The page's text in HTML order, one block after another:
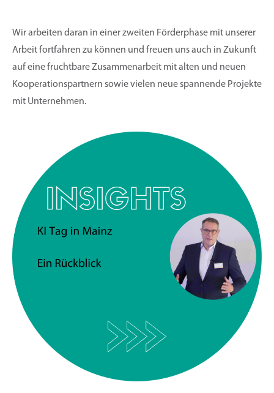
Wir arbeiten daran in einer zweiten Förderphase mit unserer
Arbeit fortfahren zu können und freuen uns auch in Zukunft
auf eine fruchtbare Zusammenarbeit mit alten und neuen
Kooperationspartnern sowie vielen neue spannende Projekte
mit Unternehmen.